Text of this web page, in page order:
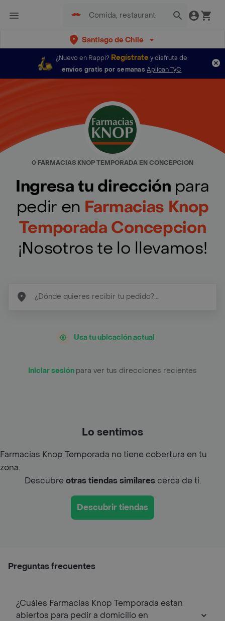
Santiago de Chile
¿Nuevo en Rappi? Regístratey disfruta de
envíos gratis por semanas Aplican TyC
0 FARMACIAS KNOP TEMPORADA EN CONCEPCION
Ingresa tu dirección para
pedir en Farmacias Knop
Temporada Concepcion
¡Nosotros te lo llevamos!
Usa tu ubicación actual
Iniciar sesión para ver tus direcciones recientes
Lo sentimos
Farmacias Knop Temporada no tiene cobertura en tu
zona.
Descubreotras tiendas similarescerca de ti.
Descubrir tiendas
Preguntas frecuentes
¿Cuáles Farmacias Knop Temporada estan
abiertos para pedir a domicilio en